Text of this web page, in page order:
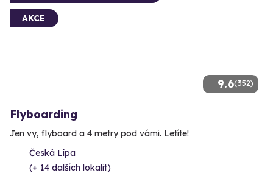
9.6(352)
AKCE
Flyboarding
Jen vy, flyboard a 4 metry pod vámi. Letíte!
Česká Lípa
(+ 14 dalších lokalit)